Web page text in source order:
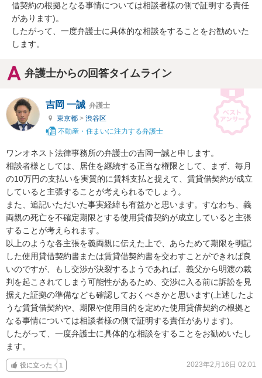
借契約の根拠となる事情については相談者様の側で証明する責任
があります)。
したがって、一度弁護士に具体的な相談をすることをお勧めいた
します。
弁護士からの回答タイムライン
吉岡 一誠 弁護士
東京都 > 渋谷区
不動産・住まいに注力する弁護士
ワンオネスト法律事務所の弁護士の吉岡一誠と申します。
相談者様としては、居住を継続する正当な権限として、まず、毎月
の10万円の支払いを実質的に賃料支払と捉えて、賃貸借契約が成立
していると主張することが考えられるでしょう。
また、追記いただいた事実経緯も有益かと思います。すなわち、義
両親の死亡を不確定期限とする使用貸借契約が成立していると主張
することが考えられます。
以上のような各主張を義両親に伝えた上で、あらためて期限を明記
した使用貸借契約書または賃貸借契約書を交わすことができれば良
いのですが、もし交渉が決裂するようであれば、義父から明渡の裁
判を起こされてしまう可能性があるため、交渉に入る前に訴訟を見
据えた証拠の準備なども確認しておくべきかと思います(上述したよ
うな賃貸借契約や、期限や使用目的を定めた使用貸借契約の根拠と
なる事情については相談者様の側で証明する責任があります)。
したがって、一度弁護士に具体的な相談をすることをお勧めいたし
ます。
役に立った 1 2023年2月16日 02:01